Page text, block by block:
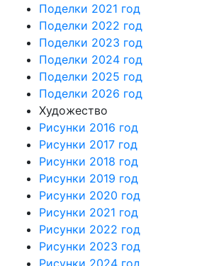
Поделки 2021 год
Поделки 2022 год
Поделки 2023 год
Поделки 2024 год
Поделки 2025 год
Поделки 2026 год
Художество
Рисунки 2016 год
Рисунки 2017 год
Рисунки 2018 год
Рисунки 2019 год
Рисунки 2020 год
Рисунки 2021 год
Рисунки 2022 год
Рисунки 2023 год